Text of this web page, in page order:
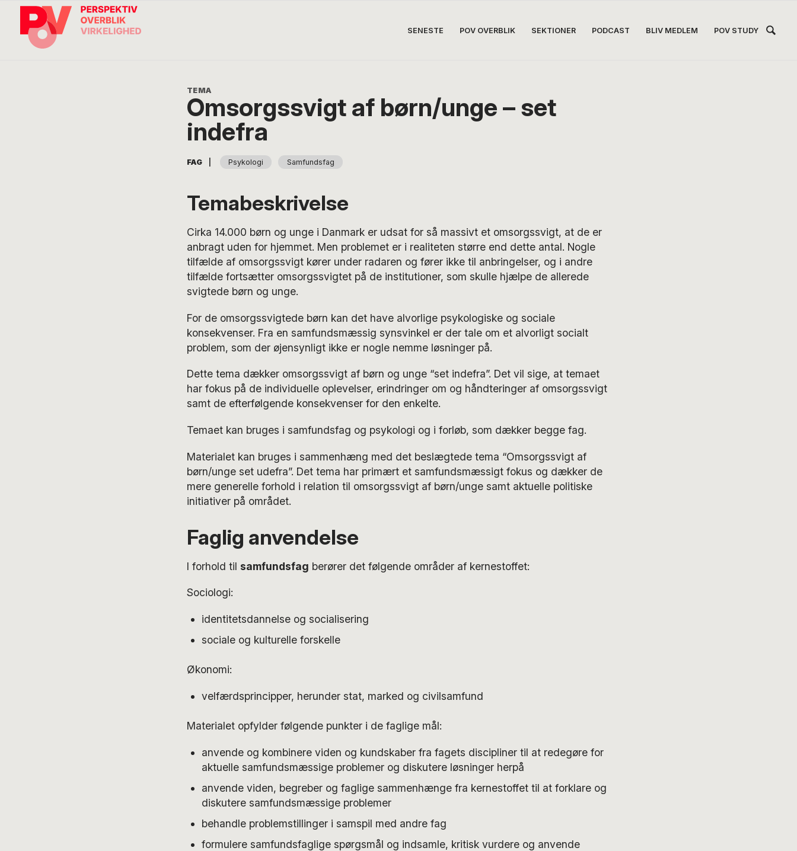
direkte
indhold
direkte
SENESTE POV OVERBLIK SEKTIONER PODCAST BLIV MEDLEM POV STUDY
International
Omsorgssvigt af børn/unge – set
indefra
FAG Psykologi Samfundsfag
Temabeskrivelse
Cirka 14.000 børn og unge i Danmark er udsat for så massivt et omsorgssvigt, at de er
anbragt uden for hjemmet. Men problemet er i realiteten større end dette antal. Nogle
tilfælde af omsorgssvigt kører under radaren og fører ikke til anbringelser, og i andre
tilfælde fortsætter omsorgssvigtet på de institutioner, som skulle hjælpe de allerede
svigtede børn og unge.
For de omsorgssvigtede børn kan det have alvorlige psykologiske og sociale
konsekvenser. Fra en samfundsmæssig synsvinkel er der tale om et alvorligt socialt
problem, som der øjensynligt ikke er nogle nemme løsninger på.
Dette tema dækker omsorgssvigt af børn og unge “set indefra”. Det vil sige, at temaet
har fokus på de individuelle oplevelser, erindringer om og håndteringer af omsorgssvigt
samt de efterfølgende konsekvenser for den enkelte.
Temaet kan bruges i samfundsfag og psykologi og i forløb, som dækker begge fag.
Materialet kan bruges i sammenhæng med det beslægtede tema “Omsorgssvigt af
børn/unge set udefra”. Det tema har primært et samfundsmæssigt fokus og dækker de
mere generelle forhold i relation til omsorgssvigt af børn/unge samt aktuelle politiske
initiativer på området.
Faglig anvendelse
I forhold til samfundsfag berører det følgende områder af kernestoffet:
Sociologi:
identitetsdannelse og socialisering
sociale og kulturelle forskelle
Økonomi:
velfærdsprincipper, herunder stat, marked og civilsamfund
Materialet opfylder følgende punkter i de faglige mål:
anvende og kombinere viden og kundskaber fra fagets discipliner til at redegøre for
aktuelle samfundsmæssige problemer og diskutere løsninger herpå
anvende viden, begreber og faglige sammenhænge fra kernestoffet til at forklare og
diskutere samfundsmæssige problemer
behandle problemstillinger i samspil med andre fag
formulere samfundsfaglige spørgsmål og indsamle, kritisk vurdere og anvende